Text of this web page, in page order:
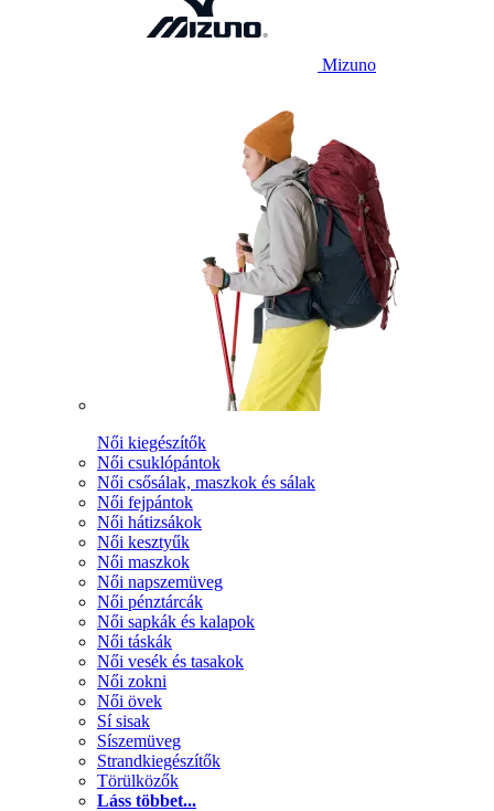
Mizuno
Női kiegészítők
Női csuklópántok
Női csősálak, maszkok és sálak
Női fejpántok
Női hátizsákok
Női kesztyűk
Női maszkok
Női napszemüveg
Női pénztárcák
Női sapkák és kalapok
Női táskák
Női vesék és tasakok
Női zokni
Női övek
Sí sisak
Síszemüveg
Strandkiegészítők
Törülközők
Láss többet...